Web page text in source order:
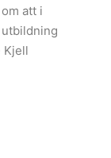
att i
Kjell